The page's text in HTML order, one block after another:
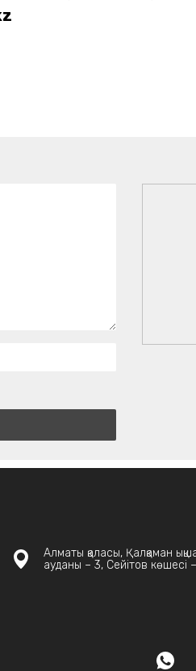
Алматы қаласы, Қалқаман
ауданы – 3, Сейітов көшесі –